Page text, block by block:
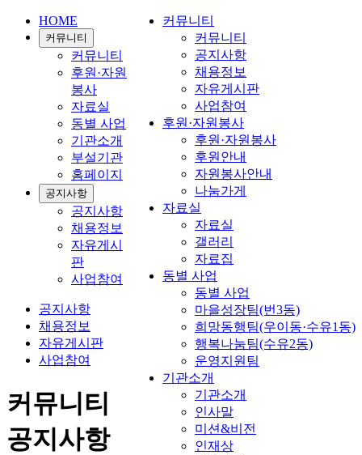
커뮤니티
커뮤니티
공지사항
채용정보
자유게시판
사업참여
후원·자원봉사
후원·자원봉사
후원안내
자원봉사안내
나눔가게
자료실
자료실
갤러리
자료집
동별 사업
동별 사업
마을성장팀(번3동)
희망동행팀(우이동·수유1동)
행복나눔팀(수유2동)
운영지원팀
기관소개
기관소개
인사말
미션&비전
인재상
HOME
커뮤니티
커뮤니티
후원·자원
봉사
자료실
동별 사업
기관소개
부설기관
홈페이지
공지사항
공지사항
채용정보
자유게시
판
사업참여
공지사항
채용정보
자유게시판
사업참여
커뮤니티
공지사항